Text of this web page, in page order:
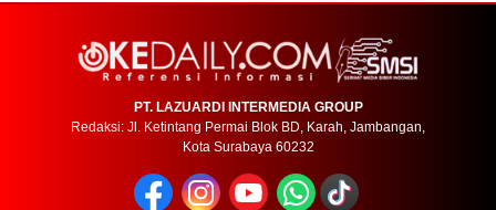
PT. LAZUARDI INTERMEDIA GROUP
Redaksi: Jl. Ketintang Permai Blok BD, Karah, Jambangan,
Kota Surabaya 60232